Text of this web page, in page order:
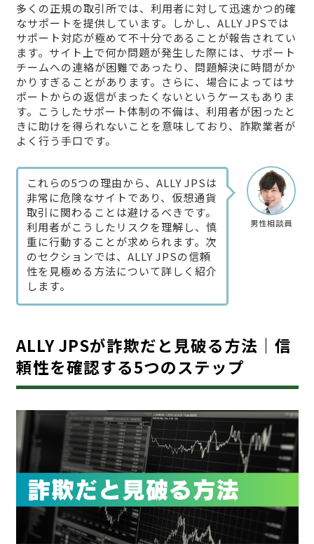
多くの正規の取引所では、利用者に対して迅速かつ的確
なサポートを提供しています。しかし、ALLY JPSでは
サポート対応が極めて不十分であることが報告されてい
ます。サイト上で何か問題が発生した際には、サポート
チームへの連絡が困難であったり、問題解決に時間がか
かりすぎることがあります。さらに、場合によってはサ
ポートからの返信がまったくないというケースもありま
す。こうしたサポート体制の不備は、利用者が困ったと
きに助けを得られないことを意味しており、詐欺業者が
よく行う手口です。
男性相談員
これらの5つの理由から、ALLY JPSは
非常に危険なサイトであり、仮想通貨
取引に関わることは避けるべきです。
利用者がこうしたリスクを理解し、慎
重に行動することが求められます。次
のセクションでは、ALLY JPSの信頼
性を見極める方法について詳しく紹介
します。
ALLY JPSが詐欺だと見破る方法｜信
頼性を確認する5つのステップ